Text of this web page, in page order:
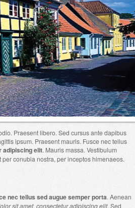
Praesent libero. Sed cursus ante dapibus
ipsum. Praesent mauris. Fusce nec tellus
adipiscing elit. Mauris massa. Vestibulum
conubia nostra, per inceptos himenaeos.
nec tellus sed augue semper porta. Aenean
sit amet, consectetur adipiscing elit. Sed